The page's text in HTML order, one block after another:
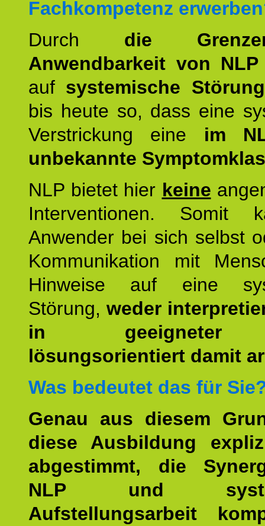
Fachkompetenz
Durch die
Anwendbarkeit von NLP
auf systemische
bis heute so, dass eine
Verstrickung eine im
unbekannte
NLP bietet hier keine
Interventionen. Somit
Anwender bei sich selbst
Kommunikation mit
Hinweise auf eine
Störung, weder
in geeigneter
lösungsorientiert damit
Was bedeutet das für
Genau aus diesem
diese Ausbildung
abgestimmt, die
NLP und
Aufstellungsarbeit